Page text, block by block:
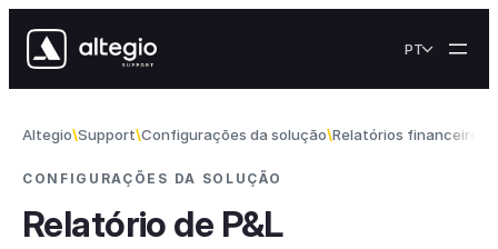
PT
Altegio Support Configurações da solução Relatórios financeiros
CONFIGURAÇÕES DA SOLUÇÃO
Relatório de P&L